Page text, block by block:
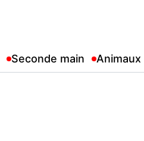
Seconde main Animaux